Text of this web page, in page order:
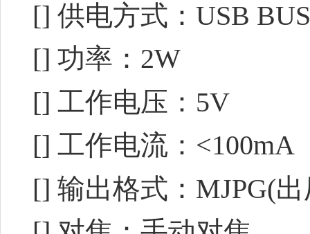
[] 供电方式：USB
[] 功率：2W
[] 工作电压：5V
[] 工作电流：<100mA
[] 输出格式：MJPG(